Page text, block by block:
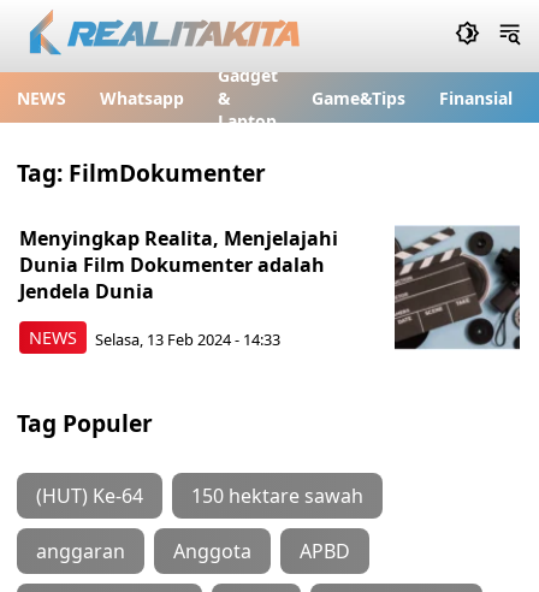
NEWS Whatsapp
Gadget
&
Laptop
Game&Tips Finansial
Tag: FilmDokumenter
NEWS
Menyingkap Realita, Menjelajahi
Dunia Film Dokumenter adalah
Jendela Dunia
Selasa, 13 Feb 2024 - 14:33
Tag Populer
(HUT) Ke-64 150 hektare sawah
anggaran Anggota APBD